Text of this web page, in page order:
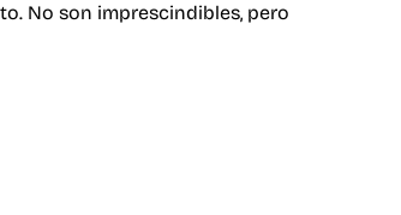
No son imprescindibles, pero